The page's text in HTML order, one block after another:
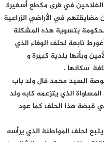
في قرى مكطع أسفيرة
مضايقتهم في الأراضي الزراعية
بتسوية هذه المشكلة
تابعة لحلف الوفاء الذي
وبأنها بلدية كبيرة و
سكانها .
السيد محمد فال ولد باب
الذي يتزعمه كابه ولد
قبضة هذا الحلف كما عود
لحلف المواطنة الذي يرأسه